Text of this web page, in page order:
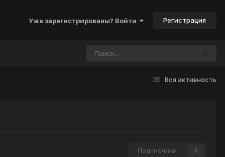
Уже зарегистрированы? Войти Регистрация
Вся активность
Подписчики 0